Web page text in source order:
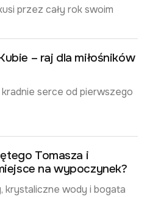
przez cały rok swoim
– raj dla miłośników
serce od pierwszego
Tomasza i
na wypoczynek?
krystaliczne wody i bogata